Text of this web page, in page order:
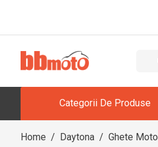
Categorii De Produse
Home / Daytona / Ghete Moto